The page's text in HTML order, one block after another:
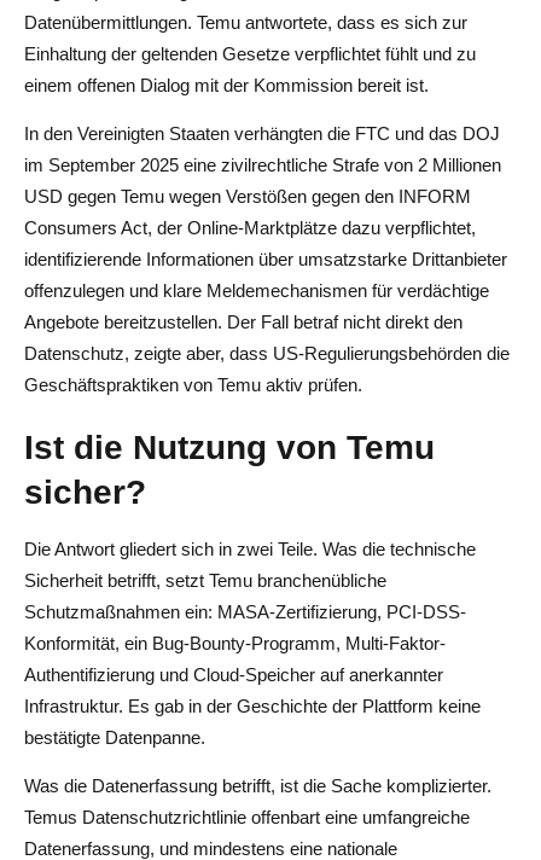
Datenübermittlungen. Temu antwortete, dass es sich zur
Einhaltung der geltenden Gesetze verpflichtet fühlt und zu
einem offenen Dialog mit der Kommission bereit ist.
In den Vereinigten Staaten verhängten die FTC und das DOJ
im September 2025 eine zivilrechtliche Strafe von 2 Millionen
USD gegen Temu wegen Verstößen gegen den INFORM
Consumers Act, der Online-Marktplätze dazu verpflichtet,
identifizierende Informationen über umsatzstarke Drittanbieter
offenzulegen und klare Meldemechanismen für verdächtige
Angebote bereitzustellen. Der Fall betraf nicht direkt den
Datenschutz, zeigte aber, dass US-Regulierungsbehörden die
Geschäftspraktiken von Temu aktiv prüfen.
Ist die Nutzung von Temu
sicher?
Die Antwort gliedert sich in zwei Teile. Was die technische
Sicherheit betrifft, setzt Temu branchenübliche
Schutzmaßnahmen ein: MASA-Zertifizierung, PCI-DSS-
Konformität, ein Bug-Bounty-Programm, Multi-Faktor-
Authentifizierung und Cloud-Speicher auf anerkannter
Infrastruktur. Es gab in der Geschichte der Plattform keine
bestätigte Datenpanne.
Was die Datenerfassung betrifft, ist die Sache komplizierter.
Temus Datenschutzrichtlinie offenbart eine umfangreiche
Datenerfassung, und mindestens eine nationale